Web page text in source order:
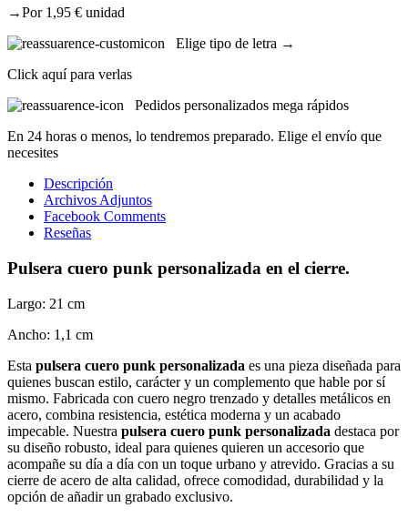
→Por 1,95 € unidad
Elige tipo de letra →
Click aquí para verlas
Pedidos personalizados mega rápidos
En 24 horas o menos, lo tendremos preparado. Elige el envío que
necesites
Descripción
Archivos Adjuntos
Facebook Comments
Reseñas
Pulsera cuero punk personalizada en el cierre.
Largo: 21 cm
Ancho: 1,1 cm
Esta pulsera cuero punk personalizada es una pieza diseñada para
quienes buscan estilo, carácter y un complemento que hable por sí
mismo. Fabricada con cuero negro trenzado y detalles metálicos en
acero, combina resistencia, estética moderna y un acabado
impecable. Nuestra pulsera cuero punk personalizada destaca por
su diseño robusto, ideal para quienes quieren un accesorio que
acompañe su día a día con un toque urbano y atrevido. Gracias a su
cierre de acero de alta calidad, ofrece comodidad, durabilidad y la
opción de añadir un grabado exclusivo.